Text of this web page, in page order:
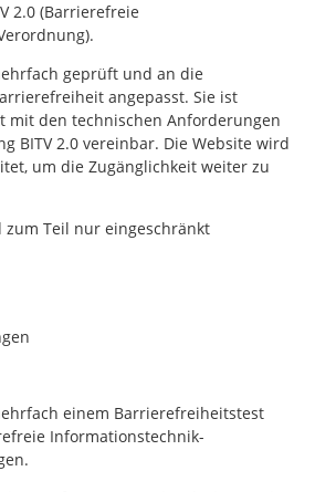
2.0 (Barrierefreie
geprüft und an die
angepasst. Sie ist
mit den technischen Anforderungen
BITV 2.0 vereinbar. Die Website wird
um die Zugänglichkeit weiter zu
zum Teil nur eingeschränkt
einem Barrierefreiheitstest
Informationstechnik-